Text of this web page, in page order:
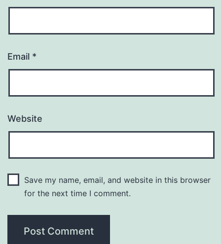
Email *
Website
Save my name, email, and website in this browser
for the next time I comment.